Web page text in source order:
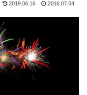
2019.06.16 2016.07.04